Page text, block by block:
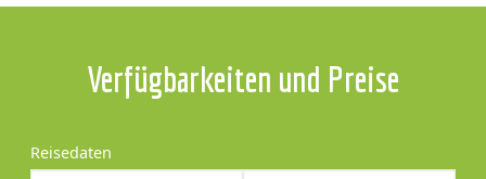
Verfügbarkeiten und Preise
Reisedaten